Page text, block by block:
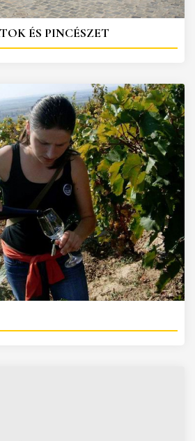
ÉS PINCÉSZET